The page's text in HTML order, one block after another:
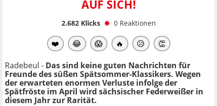
UF SICH!
2.682Klicks 0 Reaktionen
❤️ 😂 😱 🔥 😥 👏
Radebeul - Das sind keine guten Nachrichten für
Freunde des süßen Spätsommer-Klassikers. Wegen
der erwarteten enormen Verluste infolge der
Spätfröste im April wird sächsischer Federweißer in
diesem Jahr zur Rarität.